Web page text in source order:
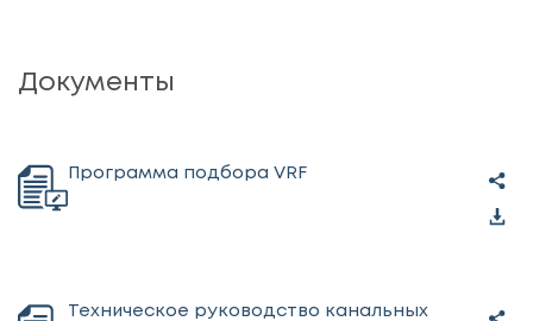
Документы
Программа подбора VRF
Техническое руководство канальных